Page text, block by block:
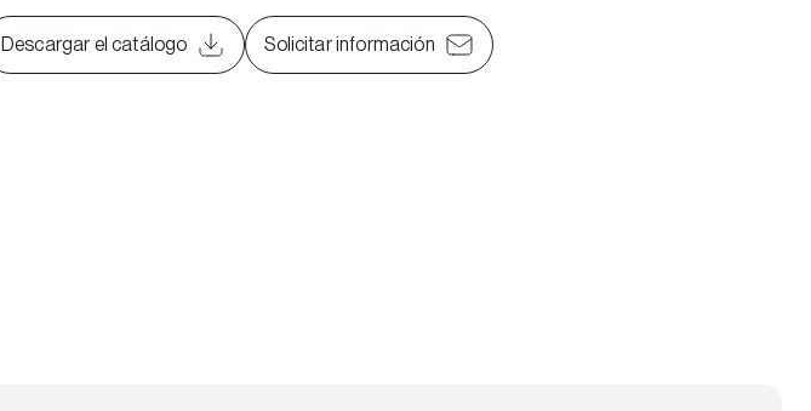
Descargar el catálogo Solicitar información